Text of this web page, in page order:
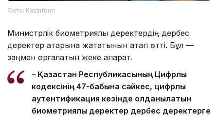
Фото: Kazinform
Министрлік биометриялық деректердің дербес
деректер қатарына жататынын атап өтті. Бұл —
заңмен қорғалатын жеке ақпарат.
– Қазақстан Республикасының Цифрлық
кодексінің 47-бабына сәйкес, цифрлық
аутентификация кезінде қолданылатын
биометриялық деректер дербес деректерге